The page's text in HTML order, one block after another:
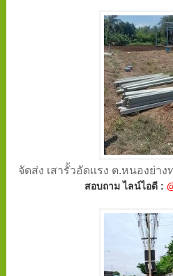
จัดส่ง เสารั้วอัดแรง ต.หนองย่า
สอบถาม ไลน์ไอดี :